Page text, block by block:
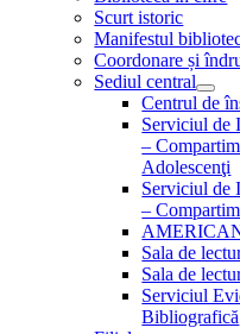
Scurt istoric
Manifestul
Coordonare și
Sediul central
Centrul de
Serviciul de
–
Adolescenţi
Serviciul de
–
Sala de
Sala de
Serviciul
Bibliografică